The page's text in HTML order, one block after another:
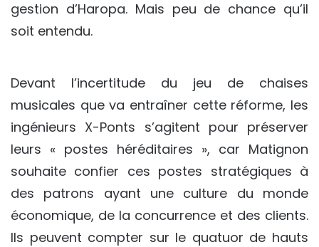
gestion d’Haropa. Mais peu de chance qu’il
soit entendu.
Devant l’incertitude du jeu de chaises
musicales que va entraîner cette réforme, les
ingénieurs X-Ponts s’agitent pour préserver
leurs « postes héréditaires », car Matignon
souhaite confier ces postes stratégiques à
des patrons ayant une culture du monde
économique, de la concurrence et des clients.
Ils peuvent compter sur le quatuor de hauts